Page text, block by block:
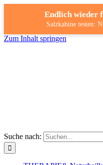
Endlich wieder
Salzkabine testen:
Zum Inhalt springen
Suche nach: